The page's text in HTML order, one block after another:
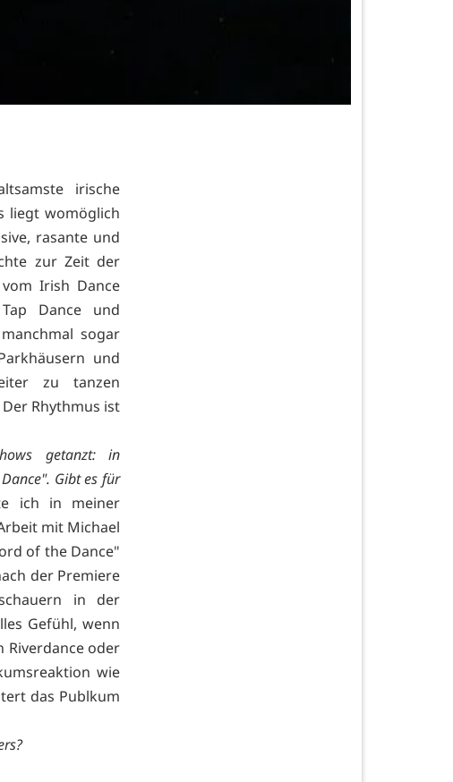
irische
liegt womöglich
rasante und
zur Zeit der
Irish Dance
Dance und
sogar
und
zu tanzen
Rhythmus ist
getanzt: in
Gibt es für
ich in meiner
mit Michael
of the Dance"
der Premiere
in der
Gefühl, wenn
Riverdance oder
wie
das Publkum